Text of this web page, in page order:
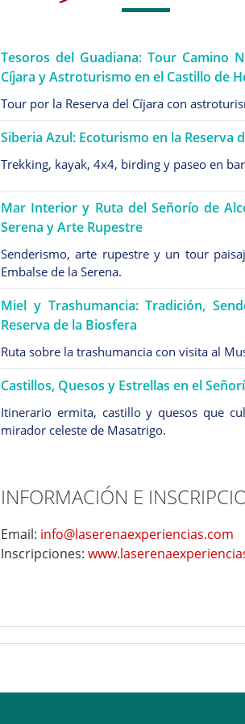
Tesoros del Guadiana: Tour Camino
Cíjara y Astroturismo en el Castillo de
Tour por la Reserva del Cíjara con
Siberia Azul: Ecoturismo en la Reserva
Trekking, kayak, 4x4, birding y paseo en
Mar Interior y Ruta del Señorío de
Serena y Arte Rupestre
Senderismo, arte rupestre y un tour
Embalse de la Serena.
Miel y Trashumancia: Tradición,
Reserva de la Biosfera
Ruta sobre la trashumancia con visita al
Castillos, Quesos y Estrellas en el
Itinerario ermita, castillo y quesos que
mirador celeste de Masatrigo.
INFORMACIÓN E
Email: info@laserenaexperiencias.com
Inscripciones: